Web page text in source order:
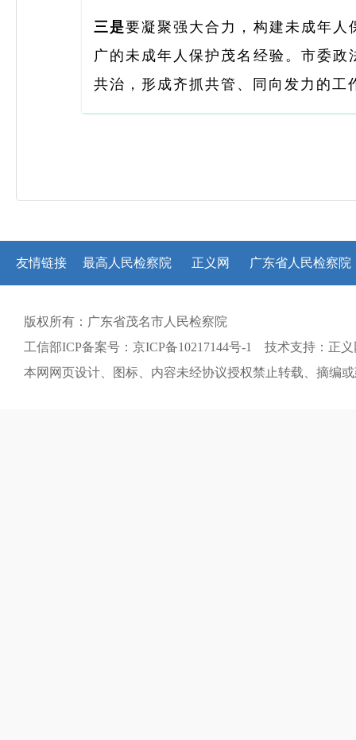
三是要凝聚强大合力，构建未成年人
广的未成年人保护茂名经验。市委
共治， 形成齐抓共管、同向发力的工
友情链接 最高人民检察院 正义网 广东省人民检察院
版权所有：广东省茂名市人民检察院
工信部ICP备案号：京ICP备10217144号-1 技术支持：正义
本网网页设计、图标、内容未经协议授权禁止转载、摘编